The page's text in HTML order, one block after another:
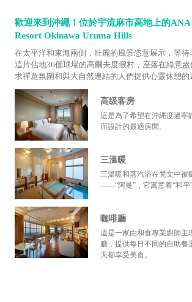
歡迎來到沖繩！位於宇流麻市高地上的ANA
Resort Okinawa Uruma Hills
在太平洋和東海兩側，壯麗的風景恣意展示，等待
這片佔地36個球場的高爾夫度假村，座落在綠意
求禪意氛圍和與大自然連結的人們提供心靈休憩的
高级客房
這是為了希望在沖縄度過寧
而設計的最適房間。
三溫暖
三溫暖和蒸汽浴在梵文中被
——“阿曼”，它寓意着“和平”
咖啡廳
這是一家由和食專業廚師主
廳，提供每日不同的自助餐
天都享受美食。